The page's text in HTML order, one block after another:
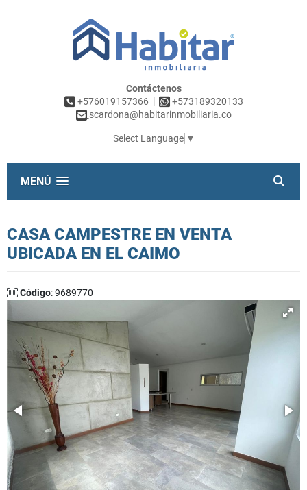
Contáctenos
+576019157366 |
+573189320133
scardona@habitarinmobiliaria.co
Select Language ▼
MENÚ
CASA CAMPESTRE EN VENTA
UBICADA EN EL CAIMO
Código: 9689770